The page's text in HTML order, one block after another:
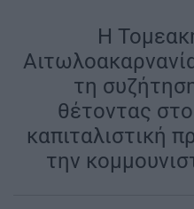
H
τη
θέτοντας
καπιταλιστική
την